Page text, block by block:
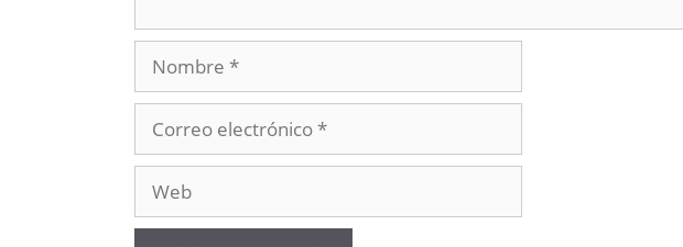
Nombre
electrónico